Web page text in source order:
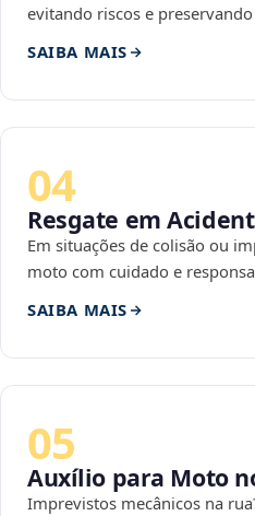
evitando riscos e
SAIBA MAIS
04
Resgate em
Em situações de colisão ou
moto com cuidado e
SAIBA MAIS
05
Auxílio para Moto
Imprevistos mecânicos na